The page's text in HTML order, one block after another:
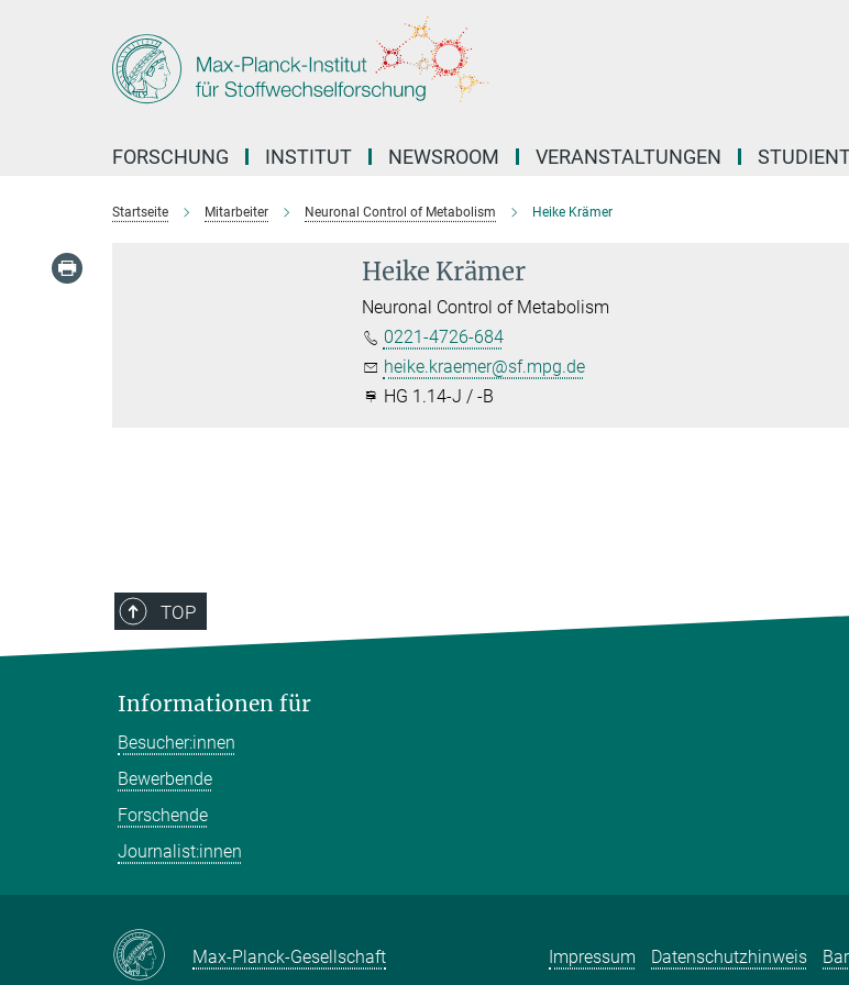
FORSCHUNG INSTITUT NEWSROOM VERANSTALTUNGEN
Startseite Mitarbeiter Neuronal Control of Metabolism Heike Krämer
Heike Krämer
Neuronal Control of Metabolism
0221-4726-684
heike.kraemer@sf.mpg.de
HG 1.14-J / -B
TOP
Informationen für
Besucher:innen
Bewerbende
Forschende
Journalist:innen
Max-Planck-Gesellschaft Impressum Datenschutzhinweis